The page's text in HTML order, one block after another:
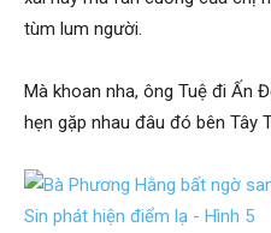
tùm lum người.
Mà khoan nha, ông Tuệ đi Ấn
hẹn gặp nhau đâu đó bên Tây